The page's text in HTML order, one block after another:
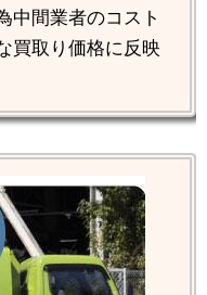
中間業者のコスト
買取り価格に反映